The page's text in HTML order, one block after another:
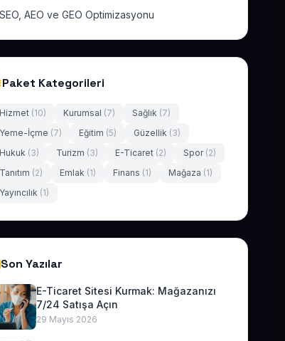
SEO, AEO ve GEO Optimizasyonu
Paket Kategorileri
Hizmet (10) Kurumsal (7) Sağlık (7)
Yeme-İçme (7) Eğitim (5) Güzellik (3)
Hukuk (3) Turizm (3) E-Ticaret (2) Spor (2)
Tanıtım (2) Emlak (1) Finans (1) Mağaza (1)
Yayıncılık (1)
Son Yazılar
E-Ticaret Sitesi Kurmak: Mağazanızı
7/24 Satışa Açın
29 Mayıs 2026